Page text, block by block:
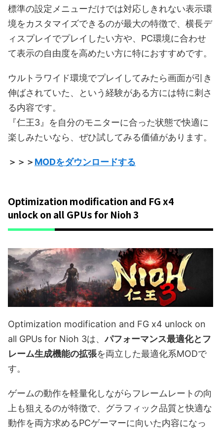
標準の設定メニューだけでは対応しきれない表示環
境をカスタマイズできるのが最大の特徴で、横長デ
ィスプレイでプレイしたい方や、PC環境に合わせ
て表示の自由度を高めたい方に特におすすめです。
ウルトラワイド環境でプレイしてみたら画面が引き
伸ばされていた、という経験がある方には特に刺さ
る内容です。
『仁王3』を自分のモニターに合った状態で快適に
楽しみたいなら、ぜひ試してみる価値があります。
＞＞＞MODをダウンロードする
Optimization modification and FG x4
unlock on all GPUs for Nioh 3
Optimization modification and FG x4 unlock on
all GPUs for Nioh 3は、パフォーマンス最適化とフ
レーム生成機能の拡張を両立した最適化系MODで
す。
ゲームの動作を軽量化しながらフレームレートの向
上も狙えるのが特徴で、グラフィック品質と快適な
動作を両方求めるPCゲーマーに向いた内容になっ